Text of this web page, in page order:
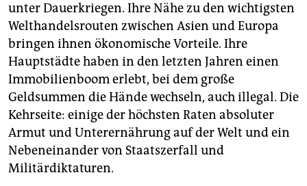
unter Dauerkriegen. Ihre Nähe zu den wichtigsten
Welthandelsrouten zwischen Asien und Europa
bringen ihnen ökonomische Vorteile. Ihre
Hauptstädte haben in den letzten Jahren einen
Immobilienboom erlebt, bei dem große
Geldsummen die Hände wechseln, auch illegal. Die
Kehrseite: einige der höchsten Raten absoluter
Armut und Unterernährung auf der Welt und ein
Nebeneinander von Staatszerfall und
Militärdiktaturen.